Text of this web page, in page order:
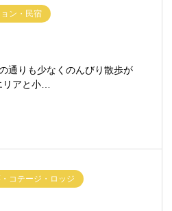
ン・民宿
通りも少なくのんびり散歩が
アと小…
コテージ・ロッジ